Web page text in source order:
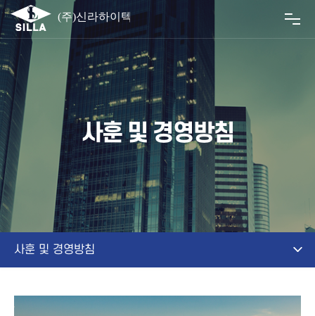
사훈 및 경영방침
사훈 및 경영방침